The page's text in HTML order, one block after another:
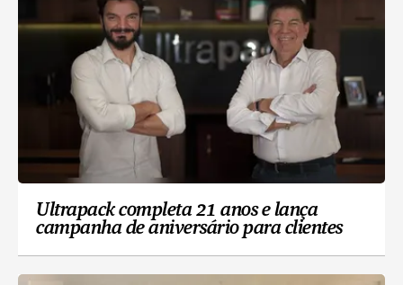
Ultrapack completa 21 anos e lança
campanha de aniversário para clientes